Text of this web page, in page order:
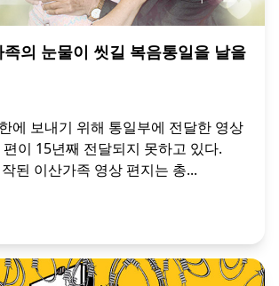
의 눈물이 씻길 복음통일을 날을
에 보내기 위해 통일부에 전달한 영상
이 15년째 전달되지 못하고 있다.
된 이산가족 영상 편지는 총...